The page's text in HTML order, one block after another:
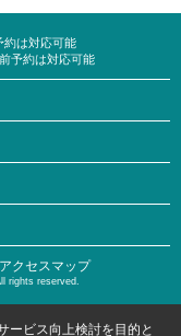
は対応可能
予約は対応可能
アクセスマップ
rights reserved.
ービス向上検討を目的と